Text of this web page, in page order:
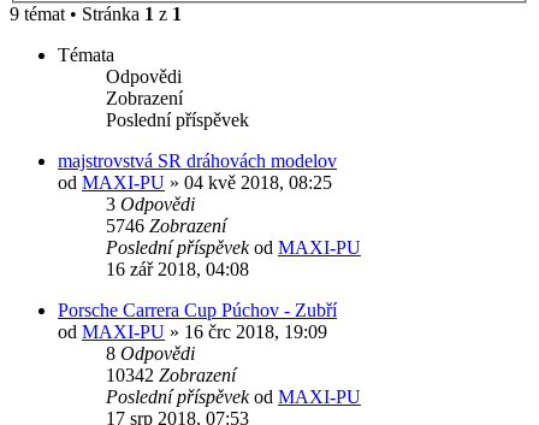
9 témat • Stránka 1 z 1
Témata
Odpovědi
Zobrazení
Poslední příspěvek
majstrovstvá SR dráhovách modelov
od MAXI-PU » 04 kvě 2018, 08:25
3 Odpovědi
5746 Zobrazení
Poslední příspěvekod MAXI-PU
16 zář 2018, 04:08
Porsche Carrera Cup Púchov - Zubří
od MAXI-PU » 16 črc 2018, 19:09
8 Odpovědi
10342 Zobrazení
Poslední příspěvekod MAXI-PU
17 srp 2018, 07:53